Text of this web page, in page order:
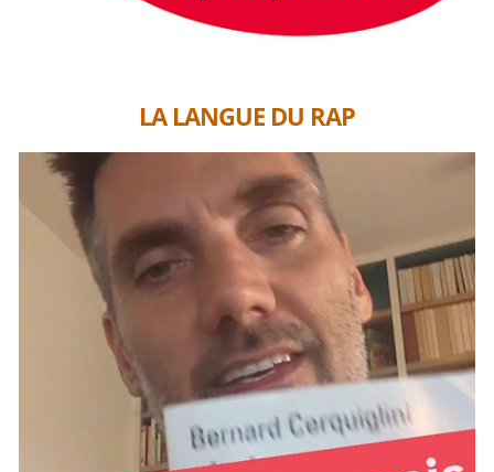
LA LANGUE DU RAP